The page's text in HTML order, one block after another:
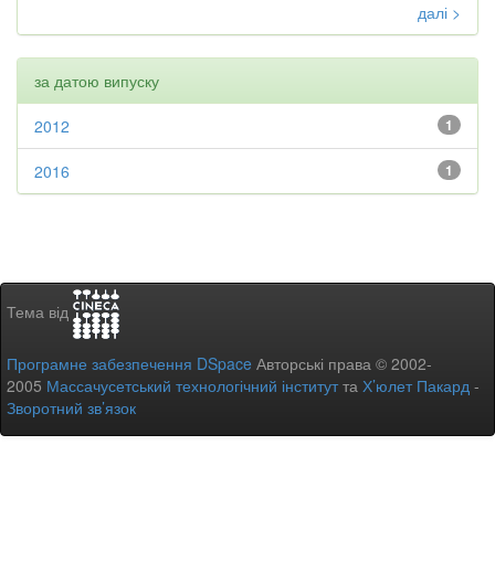
далі >
за датою випуску
1
2012
1
2016
Тема від
Програмне забезпечення DSpace Авторські права © 2002-
2005 Массачусетський технологічний інститутта Х’юлет Пакард -
Зворотний зв’язок